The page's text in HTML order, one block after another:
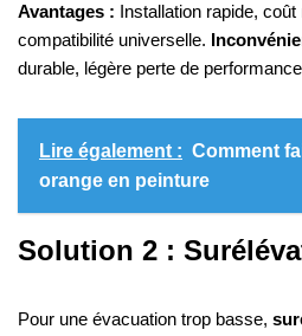
Avantages : Installation rapide,
compatibilité universelle.
durable, légère perte de
Lire également : Comment
orange en peinture
Solution 2 :
Pour une évacuation trop basse,